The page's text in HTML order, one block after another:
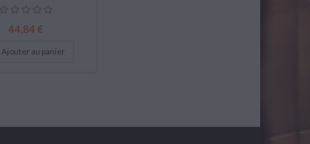
Prix
44,84 €
Ajouter au panier